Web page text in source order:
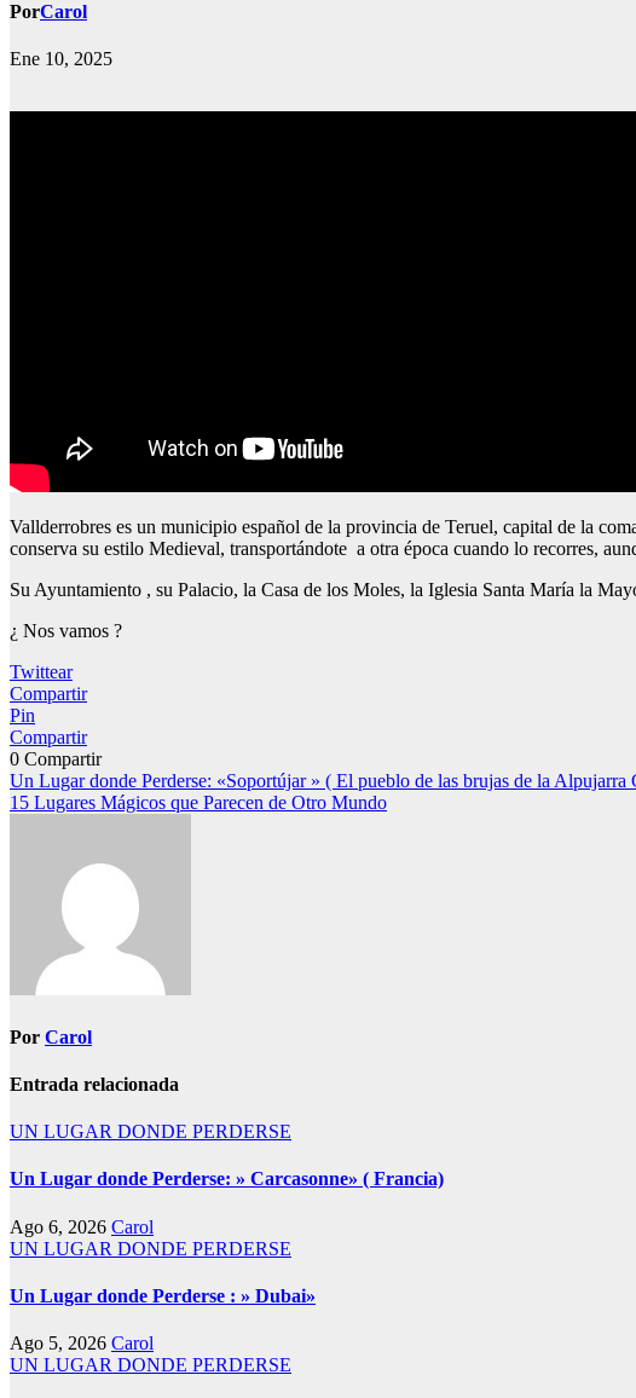
PorCarol
Ene 10, 2025
Vallderrobres es un municipio español de la provincia de Teruel, capital de la
conserva su estilo Medieval, transportándote a otra época cuando lo recorres,
Su Ayuntamiento , su Palacio, la Casa de los Moles, la Iglesia Santa María la
¿ Nos vamos ?
Twittear
Compartir
Pin
Compartir
0 Compartir
Navegación
de
Un Lugar donde Perderse: «Soportújar » ( El pueblo de las brujas de la Alpujarra
15 Lugares Mágicos que Parecen de Otro Mundo
Por Carol
Entrada relacionada
UN LUGAR DONDE PERDERSE
Un Lugar donde Perderse: » Carcasonne» ( Francia)
Ago 6, 2026 Carol
UN LUGAR DONDE PERDERSE
Un Lugar donde Perderse : » Dubai»
Ago 5, 2026 Carol
UN LUGAR DONDE PERDERSE